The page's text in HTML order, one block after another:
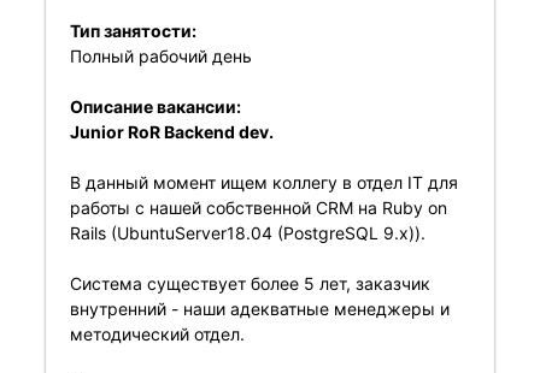
Тип занятости:
Полный рабочий день
Описание вакансии:
Junior RoR Backend dev.
В данный момент ищем коллегу в отдел IT для
работы с нашей собственной CRM на Ruby on
Rails (UbuntuServer18.04 (PostgreSQL 9.х)).
Система существует более 5 лет, заказчик
внутренний - наши адекватные менеджеры и
методический отдел.